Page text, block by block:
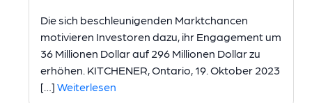
Die sich beschleunigenden Marktchancen
motivieren Investoren dazu, ihr Engagement um
36 Millionen Dollar auf 296 Millionen Dollar zu
erhöhen. KITCHENER, Ontario, 19. Oktober 2023
[…] Weiterlesen